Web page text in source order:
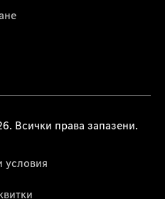
Всички права запазени.
условия